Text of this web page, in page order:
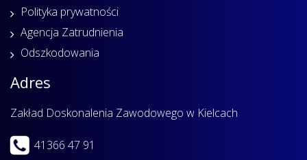
Polityka prywatności
Agencja Zatrudnienia
Odszkodowania
Adres
Zakład Doskonalenia Zawodowego w Kielcach
41366 47 91